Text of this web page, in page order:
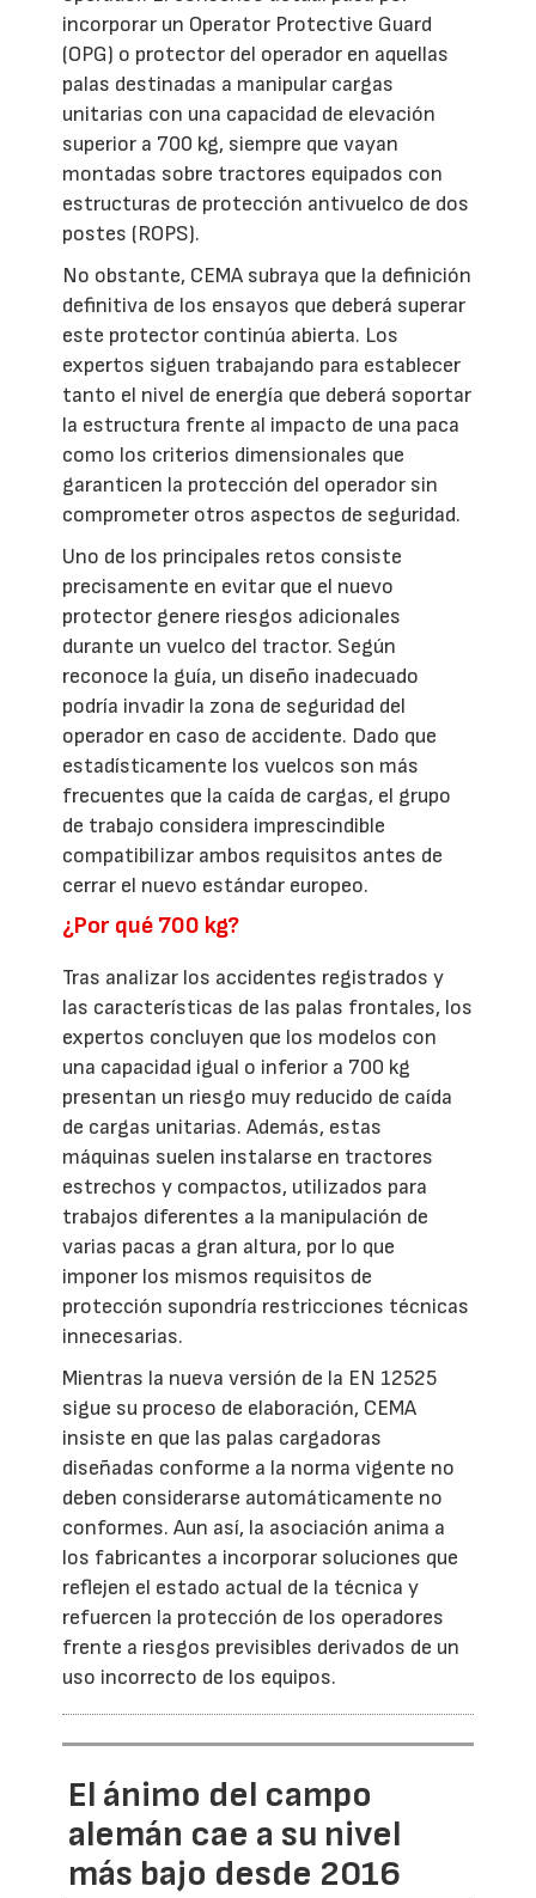
incorporar un Operator Protective Guard
(OPG) o protector del operador en aquellas
palas destinadas a manipular cargas
unitarias con una capacidad de elevación
superior a 700 kg, siempre que vayan
montadas sobre tractores equipados con
estructuras de protección antivuelco de dos
postes (ROPS).
No obstante, CEMA subraya que la definición
definitiva de los ensayos que deberá superar
este protector continúa abierta. Los
expertos siguen trabajando para establecer
tanto el nivel de energía que deberá soportar
la estructura frente al impacto de una paca
como los criterios dimensionales que
garanticen la protección del operador sin
comprometer otros aspectos de seguridad.
Uno de los principales retos consiste
precisamente en evitar que el nuevo
protector genere riesgos adicionales
durante un vuelco del tractor. Según
reconoce la guía, un diseño inadecuado
podría invadir la zona de seguridad del
operador en caso de accidente. Dado que
estadísticamente los vuelcos son más
frecuentes que la caída de cargas, el grupo
de trabajo considera imprescindible
compatibilizar ambos requisitos antes de
cerrar el nuevo estándar europeo.
¿Por qué 700 kg?
Tras analizar los accidentes registrados y
las características de las palas frontales, los
expertos concluyen que los modelos con
una capacidad igual o inferior a 700 kg
presentan un riesgo muy reducido de caída
de cargas unitarias. Además, estas
máquinas suelen instalarse en tractores
estrechos y compactos, utilizados para
trabajos diferentes a la manipulación de
varias pacas a gran altura, por lo que
imponer los mismos requisitos de
protección supondría restricciones técnicas
innecesarias.
Mientras la nueva versión de la EN 12525
sigue su proceso de elaboración, CEMA
insiste en que las palas cargadoras
diseñadas conforme a la norma vigente no
deben considerarse automáticamente no
conformes. Aun así, la asociación anima a
los fabricantes a incorporar soluciones que
reflejen el estado actual de la técnica y
refuercen la protección de los operadores
frente a riesgos previsibles derivados de un
uso incorrecto de los equipos.
El ánimo del campo
alemán cae a su nivel
más bajo desde 2016